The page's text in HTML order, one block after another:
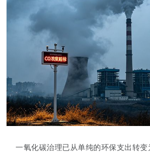
一氧化碳治理已从单纯的环保支出转变